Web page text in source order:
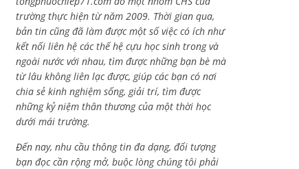
trường thực hiện từ năm 2009. Thời gian qua,
bản tin cũng đã làm được một số việc có ích như
kết nối liên hệ các thế hệ cựu học sinh trong và
ngoài nước với nhau, tìm được những bạn bè mà
từ lâu không liên lạc được, giúp các bạn có nơi
chia sẻ kinh nghiệm sống, giải trí, tìm được
những kỷ niệm thân thương của một thời học
dưới mái trường.
Đến nay, nhu cầu thông tin đa dạng, đối tượng
bạn đọc cần rộng mở, buộc lòng chúng tôi phải